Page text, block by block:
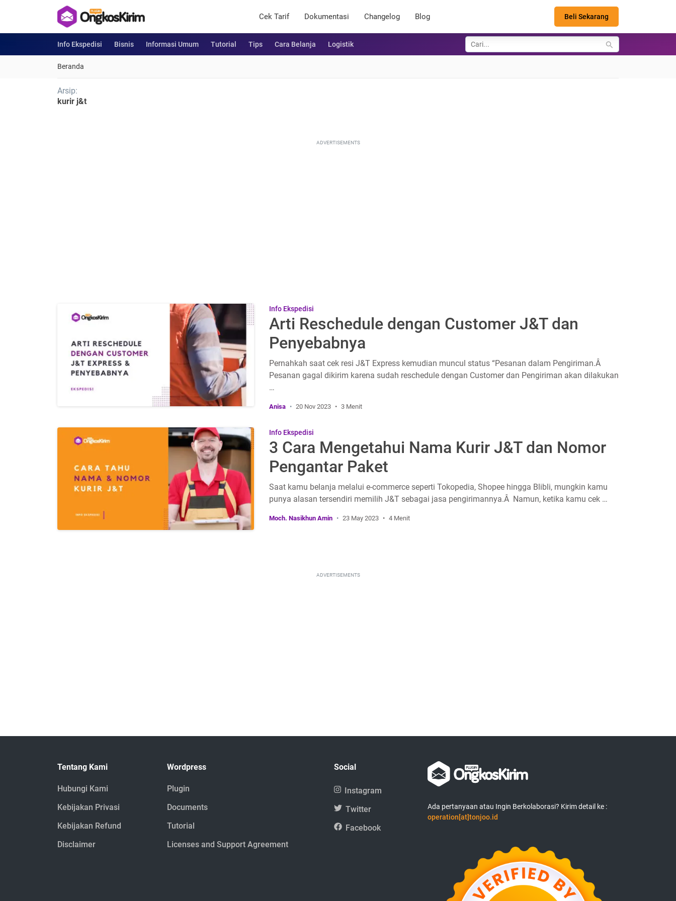
Cek Tarif Dokumentasi Changelog Blog Beli Sekarang
Info Ekspedisi Bisnis Informasi Umum Tutorial Tips Cara Belanja Logistik
Beranda
Arsip:
kurir j&t
ADVERTISEMENTS
Info Ekspedisi
Arti Reschedule dengan Customer J&T dan
Penyebabnya
Pernahkah saat cek resi J&T Express kemudian muncul status “Pesanan dalam Pengiriman.Â
Pesanan gagal dikirim karena sudah reschedule dengan Customer dan Pengiriman akan dilakukan
…
Anisa 20 Nov 2023 3 Menit
Info Ekspedisi
3 Cara Mengetahui Nama Kurir J&T dan Nomor
Pengantar Paket
Saat kamu belanja melalui e-commerce seperti Tokopedia, Shopee hingga Blibli, mungkin kamu
punya alasan tersendiri memilih J&T sebagai jasa pengirimannya.Â Namun, ketika kamu cek …
Moch. Nasikhun Amin 23 May 2023 4 Menit
ADVERTISEMENTS
Tentang Kami
Hubungi Kami
Kebijakan Privasi
Kebijakan Refund
Disclaimer
Wordpress
Plugin
Documents
Tutorial
Licenses and Support Agreement
Social
Instagram
Twitter
Facebook
Ada pertanyaan atau Ingin Berkolaborasi? Kirim detail ke :
operation[at]tonjoo.id